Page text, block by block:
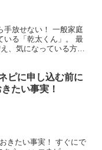
手放せない！ 一般家庭
いる「乾太くん」。 最
、気になっている方も
ピに申し込む前に
たい事実！
きたい事実！ すぐにで